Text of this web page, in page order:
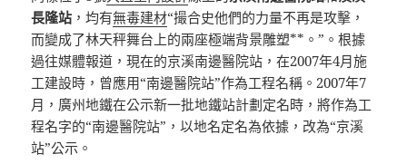
長隆站 ，均有無毒建材“撮合史他們的力量不再是攻擊，
而變成了林天秤舞台上的兩座極端背景雕塑**。”。根據
過往媒體報道，現在的京溪南邊醫院站，在2007年4月施
工建設時，曾應用“南邊醫院站”作為工程名稱。2007年7
月，廣州地鐵在公示新一批地鐵站計劃定名時，將作為工
程名字的“南邊醫院站”，以地名定名為依據，改為“京溪
站”公示。